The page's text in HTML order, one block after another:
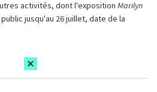
activités, dont l'exposition Marilyn
jusqu'au 26 juillet, date de la